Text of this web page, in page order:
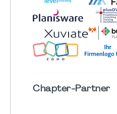
Chapter-Partner